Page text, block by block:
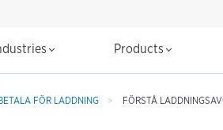
Products
FÖR LADDNING FÖRSTÅ